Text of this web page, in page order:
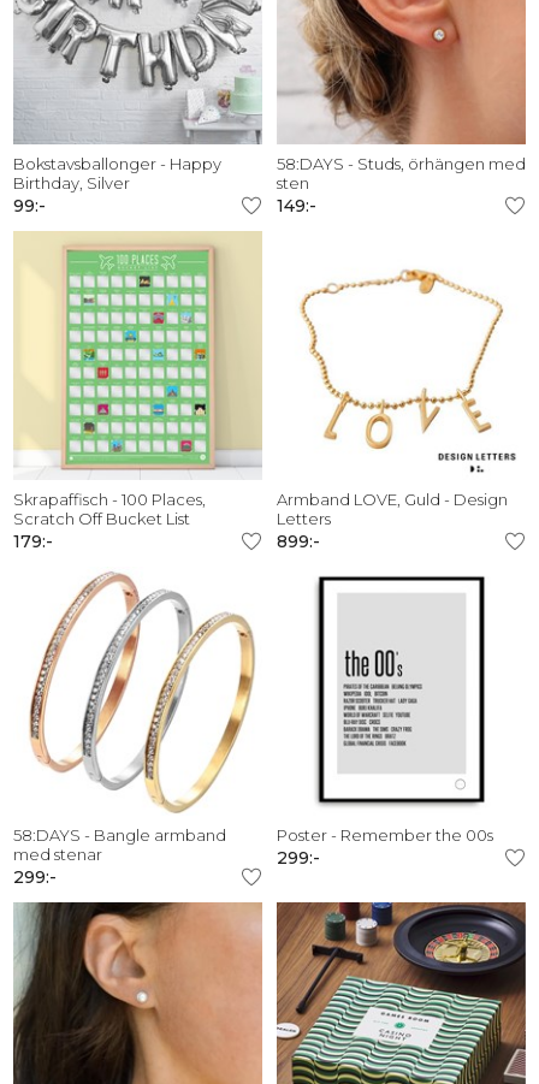
Bokstavsballonger - Happy
Birthday, Silver
99:-
58:DAYS - Studs, örhängen med
sten
149:-
Skrapaffisch - 100 Places,
Scratch Off Bucket List
179:-
Armband LOVE, Guld - Design
Letters
899:-
58:DAYS - Bangle armband
med stenar
299:-
Poster - Remember the 00s
299:-